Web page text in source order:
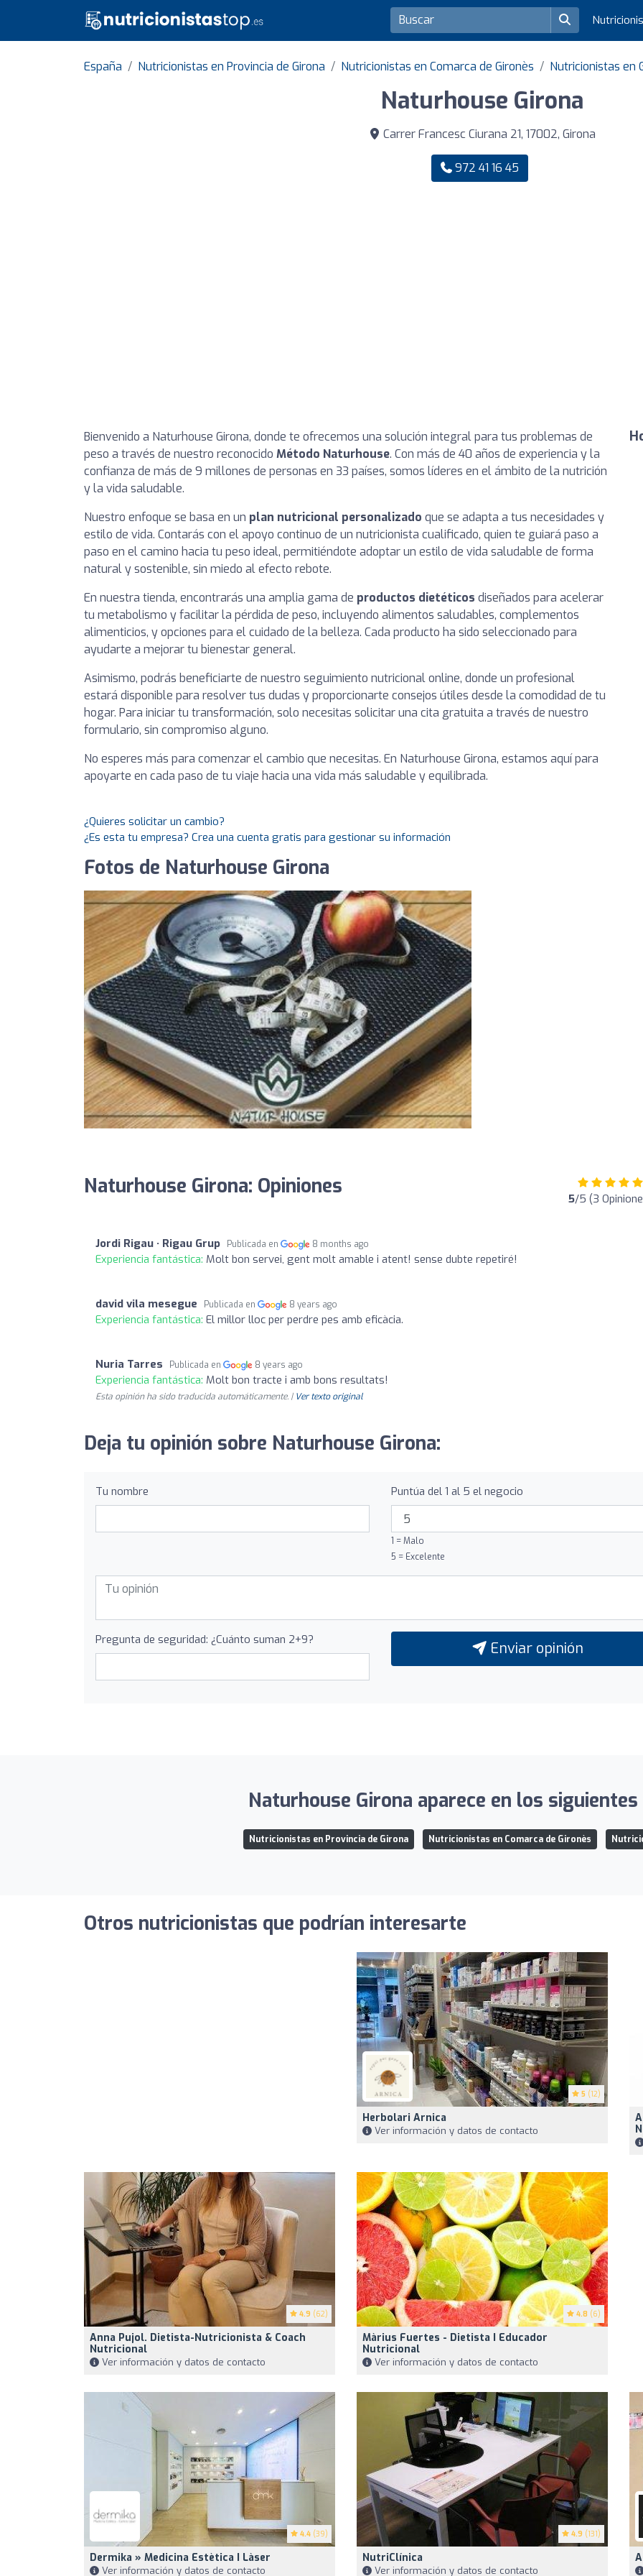
España Nutricionistas en Provincia de Girona Nutricionistas en Comarca de Gironès Nutricionistas en
Naturhouse Girona
Carrer Francesc Ciurana 21, 17002, Girona
972 41 16 45
Bienvenido a Naturhouse Girona, donde te ofrecemos una solución integral para tus problemas de
peso a través de nuestro reconocido Método Naturhouse. Con más de 40 años de experiencia y la
confianza de más de 9 millones de personas en 33 países, somos líderes en el ámbito de la nutrición
y la vida saludable.
Nuestro enfoque se basa en un plan nutricional personalizado que se adapta a tus necesidades y
estilo de vida. Contarás con el apoyo continuo de un nutricionista cualificado, quien te guiará paso a
paso en el camino hacia tu peso ideal, permitiéndote adoptar un estilo de vida saludable de forma
natural y sostenible, sin miedo al efecto rebote.
En nuestra tienda, encontrarás una amplia gama de productos dietéticos diseñados para acelerar
tu metabolismo y facilitar la pérdida de peso, incluyendo alimentos saludables, complementos
alimenticios, y opciones para el cuidado de la belleza. Cada producto ha sido seleccionado para
ayudarte a mejorar tu bienestar general.
Asimismo, podrás beneficiarte de nuestro seguimiento nutricional online, donde un profesional
estará disponible para resolver tus dudas y proporcionarte consejos útiles desde la comodidad de tu
hogar. Para iniciar tu transformación, solo necesitas solicitar una cita gratuita a través de nuestro
formulario, sin compromiso alguno.
No esperes más para comenzar el cambio que necesitas. En Naturhouse Girona, estamos aquí para
apoyarte en cada paso de tu viaje hacia una vida más saludable y equilibrada.
¿Quieres solicitar un cambio?
¿Es esta tu empresa? Crea una cuenta gratis para gestionar su información
Fotos de Naturhouse Girona
Naturhouse Girona: Opiniones 5/5 (3
Jordi Rigau · Rigau Grup Publicada en 8 months ago
Experiencia fantástica: Molt bon servei, gent molt amable i atent! sense dubte repetiré!
david vila mesegue Publicada en 8 years ago
Experiencia fantástica: El millor lloc per perdre pes amb eficàcia.
Nuria Tarres Publicada en 8 years ago
Experiencia fantástica: Molt bon tracte i amb bons resultats!
Esta opinión ha sido traducida automáticamente. | Ver texto original
Deja tu opinión sobre Naturhouse Girona:
Tu nombre Puntúa del 1 al 5 el negocio
1 = Malo
5 = Excelente
Pregunta de seguridad: ¿Cuánto suman 2+9? Enviar opinión
Naturhouse Girona aparece en los
Nutricionistas en Provincia de Girona Nutricionistas en Comarca de Gironès
Otros nutricionistas que podrían interesarte
5 (12)
Herbolari Arnica
Ver información y datos de contacto
4.9 (62)
Anna Pujol. Dietista-Nutricionista & Coach
Nutricional
Ver información y datos de contacto
4.8 (6)
Màrius Fuertes - Dietista I Educador
Nutricional
Ver información y datos de contacto
4.4 (39)
Dermika » Medicina Estètica I Làser
Ver información y datos de contacto
4.9 (131)
NutriClínica
Ver información y datos de contacto